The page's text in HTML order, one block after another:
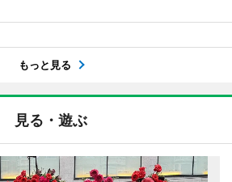
もっと見る
見る・遊ぶ